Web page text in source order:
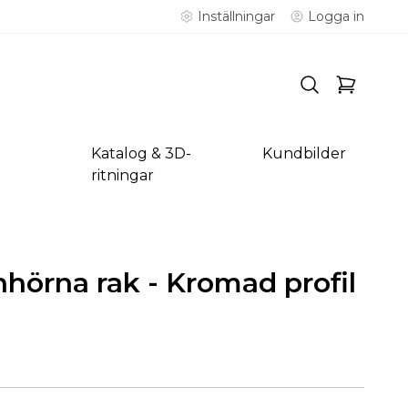
Inställningar Logga in
Katalog & 3D-
ritningar
Kundbilder
rak - Kromad profil